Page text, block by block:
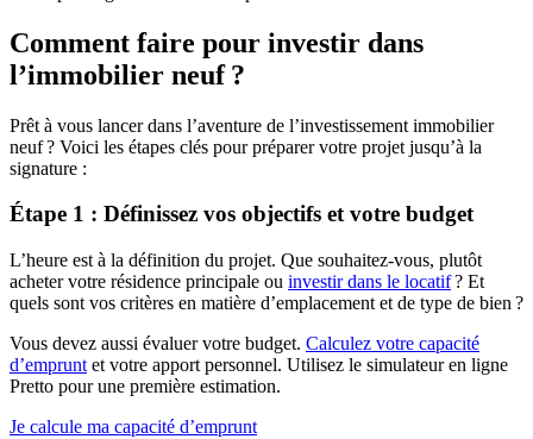
Comment faire pour investir dans
l’immobilier neuf ?
Prêt à vous lancer dans l’aventure de l’investissement immobilier
neuf ? Voici les étapes clés pour préparer votre projet jusqu’à la
signature :
Étape 1 : Définissez vos objectifs et votre budget
L’heure est à la définition du projet. Que souhaitez-vous, plutôt
acheter votre résidence principale ou investir dans le locatif? Et
quels sont vos critères en matière d’emplacement et de type de bien ?
Vous devez aussi évaluer votre budget. Calculez votre capacité
d’emprunt et votre apport personnel. Utilisez le simulateur en ligne
Pretto pour une première estimation.
Je calcule ma capacité d’emprunt